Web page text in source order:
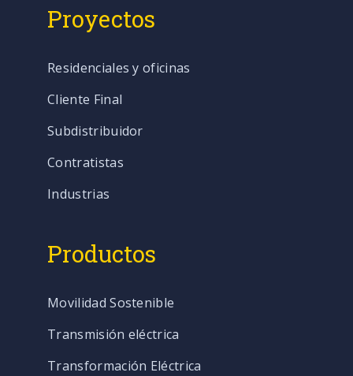
Proyectos
Residenciales y oficinas
Cliente Final
Subdistribuidor
Contratistas
Industrias
Productos
Movilidad Sostenible
Transmisión eléctrica
Transformación Eléctrica